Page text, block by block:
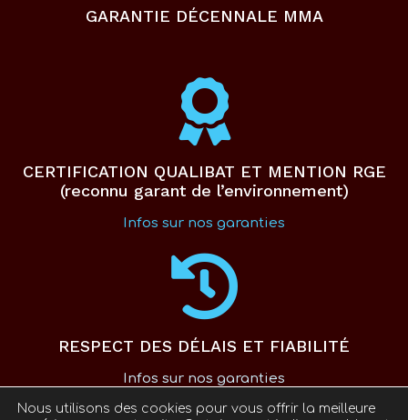
GARANTIE DÉCENNALE MMA
CERTIFICATION QUALIBAT ET MENTION RGE
(reconnu garant de l’environnement)
Infos sur nos garanties
RESPECT DES DÉLAIS ET FIABILITÉ
Infos sur nos garanties
Nous utilisons des cookies pour vous offrir la meilleure